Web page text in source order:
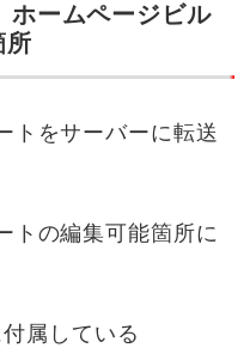
ホームページビル
所
トをサーバーに転送
トの編集可能箇所に
属している